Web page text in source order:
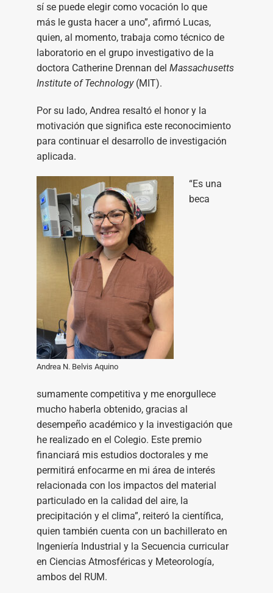
sí se puede elegir como vocación lo que
más le gusta hacer a uno”, afirmó Lucas,
quien, al momento, trabaja como técnico de
laboratorio​ en el grupo investigativo de la
doctora Catherine Drennan del Massachusetts
Institute of Technology(MIT).
Por su lado, Andrea resaltó el honor y la
motivación que significa este reconocimiento
para continuar el desarrollo de investigación
aplicada.
Andrea N. Belvis Aquino
“Es una
beca
sumamente competitiva y me enorgullece
mucho haberla obtenido, gracias al
desempeño académico y la investigación que
he realizado en el Colegio. Este premio
financiará mis estudios doctorales y me
permitirá enfocarme en mi área de interés
relacionada con los impactos del material
particulado en la calidad del aire, la
precipitación y el clima”, reiteró la científica,
quien también cuenta con un bachillerato en
Ingeniería Industrial y la Secuencia curricular
en Ciencias Atmosféricas y Meteorología,
ambos del RUM.